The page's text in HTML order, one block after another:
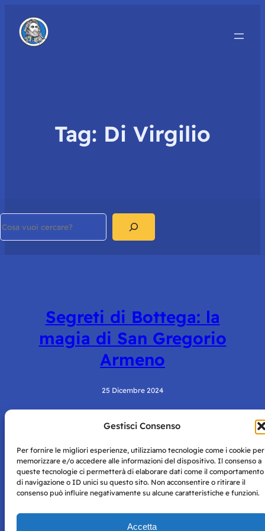
Gestisci Consenso
Per fornire le migliori esperienze, utilizziamo tecnologie come i cookie per
memorizzare e/o accedere alle informazioni del dispositivo. Il consenso a
queste tecnologie ci permetterà di elaborare dati come il comportamento
di navigazione o ID unici su questo sito. Non acconsentire o ritirare il
consenso può influire negativamente su alcune caratteristiche e funzioni.
Accetta
Tag: Di Virgilio
Segreti di Bottega: la
magia di San Gregorio
Armeno
25 Dicembre 2024
Napoli con autorizzazione numero 38 del 25/9/2019.
Tutte le immagini e i contenuti su questo sito sono forniti